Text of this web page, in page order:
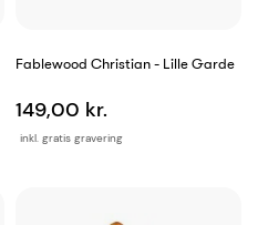
Fablewood Christian - Lille Garde
inkl. gratis gravering
149,00 kr.